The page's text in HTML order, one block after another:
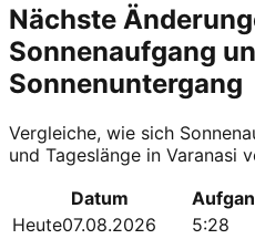
Nächste
Sonnenaufgang
Sonnenuntergang
Vergleiche, wie sich
und Tageslänge in Varanasi
Datum
Heute07.08.2026 5:28